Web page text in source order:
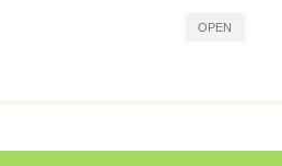
OPEN